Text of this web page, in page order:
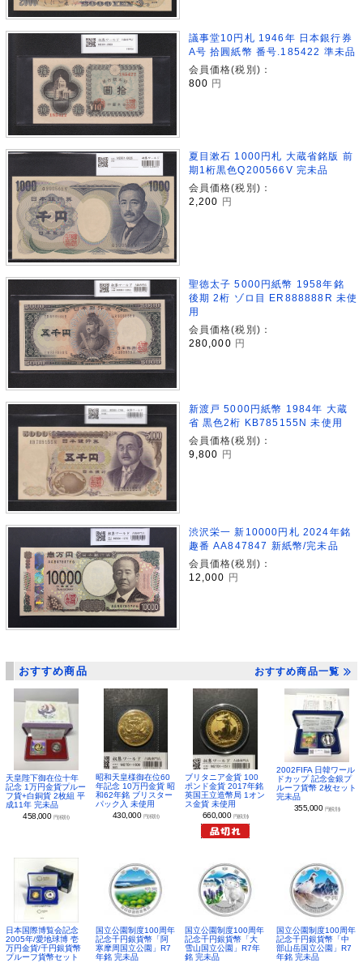
議事堂10円札 1946年 日本銀行券
A号 拾圓紙幣 番号.185422 準未品
会員価格(税別)：
800 円
夏目漱石 1000円札 大蔵省銘版 前
期1桁黒色Q200566V 完未品
会員価格(税別)：
2,200 円
聖徳太子 5000円紙幣 1958年銘
後期 2桁 ゾロ目 ER888888R 未使
用
会員価格(税別)：
280,000 円
新渡戸 5000円紙幣 1984年 大蔵
省 黒色2桁 KB785155N 未使用
会員価格(税別)：
9,800 円
渋沢栄一 新10000円札 2024年銘
趣番 AA847847 新紙幣/完未品
会員価格(税別)：
12,000 円
おすすめ商品 おすすめ商品一覧
天皇陛下御在位十年
記念 1万円金貨プルー
フ貨+白銅貨 2枚組 平
成11年 完未品
458,000 円(税別)
昭和天皇様御在位60
年記念 10万円金貨 昭
和62年銘 ブリスター
パック入 未使用
430,000 円(税別)
ブリタニア金貨 100
ポンド金貨 2017年銘
英国王立造幣局 1オン
ス金貨 未使用
660,000 円(税別)
2002FIFA 日韓ワール
ドカップ 記念金銀プ
ルーフ貨幣 2枚セット
完未品
355,000 円(税別)
日本国際博覧会記念
2005年/愛地球博 壱
万円金貨/千円銀貨幣
プルーフ貨幣セット
国立公園制度100周年
記念千円銀貨幣「阿
寒摩周国立公園」R7
年銘 完未品
国立公園制度100周年
記念千円銀貨幣「大
雪山国立公園」R7年
銘 完未品
国立公園制度100周年
記念千円銀貨幣「中
部山岳国立公園」R7
年銘 完未品